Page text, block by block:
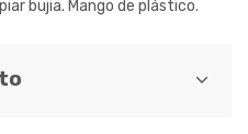
bujia. Mango de plástico.